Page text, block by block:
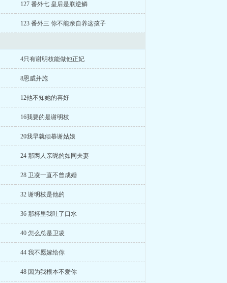
127 番外七 皇后是朕逆鳞
123 番外三 你不能亲自养这孩子
4只有谢明枝能做他正妃
8恩威并施
12他不知她的喜好
16我要的是谢明枝
20我早就倾慕谢姑娘
24 那两人亲昵的如同夫妻
28 卫凌一直不曾成婚
32 谢明枝是他的
36 那杯里我吐了口水
40 怎么总是卫凌
44 我不愿嫁给你
48 因为我根本不爱你